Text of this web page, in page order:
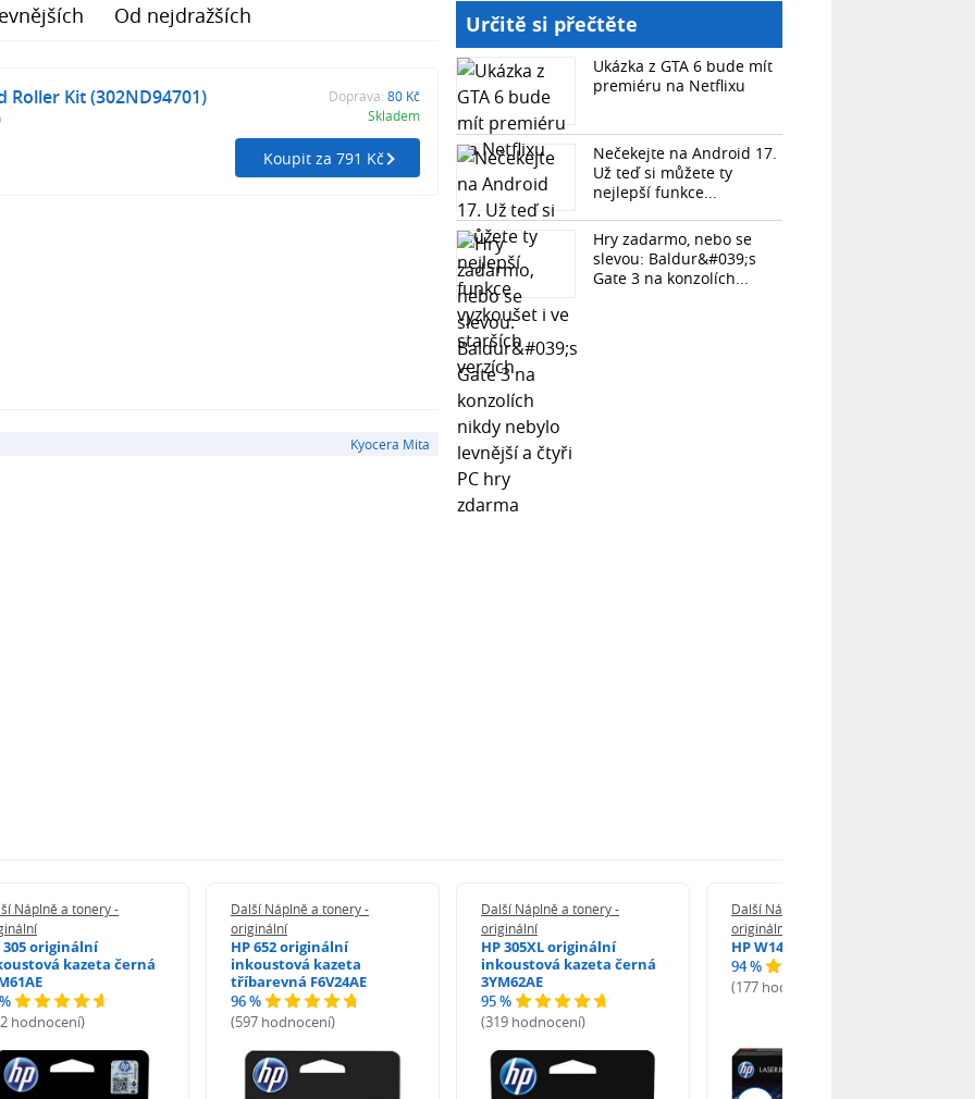
Od nejdražších
Roller Kit (302ND94701)
Doprava: 80 Kč
Skladem
Koupit za 791 Kč
Kyocera Mita
Určitě si přečtěte
Ukázka z GTA 6 bude mít
premiéru na Netflixu
Nečekejte na Android 17.
Už teď si můžete ty
nejlepší funkce...
Hry zadarmo, nebo se
slevou: Baldur&#039;s
Gate 3 na konzolích...
Náplně a tonery -
305 originální
kazeta černá
hodnocení)
Další Náplně a tonery -
originální
HP 652 originální
inkoustová kazeta
tříbarevná F6V24AE
96 %
(597 hodnocení)
Další Náplně a tonery -
originální
HP 305XL originální
inkoustová kazeta černá
3YM62AE
95 %
(319 hodnocení)
Další Náplně a tonery -
originální
HP W1420A - originální
94 %
(177 hodnocení)